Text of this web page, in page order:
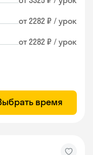
от 2282 ₽ / урок
от 2282 ₽ / урок
время